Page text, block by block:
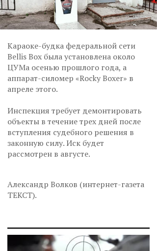
Караоке-будка федеральной сети
Bellis Box была установлена около
ЦУМа осенью прошлого года, а
аппарат-силомер «Rocky Вохеr» в
апреле этого.
Инспекция требует демонтировать
объекты в течение трех дней после
вступления судебного решения в
законную силу. Иск будет
рассмотрен в августе.
Александр Волков (интернет-газета
ТЕКСТ).